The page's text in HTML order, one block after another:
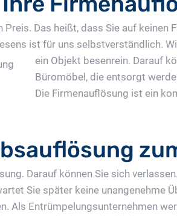
Das heißt, dass Sie auf keinen
ist für uns selbstverständlich.
ein Objekt besenrein. Darauf
Büromöbel, die entsorgt
Die Firmenauflösung ist ein
Darauf können Sie sich
Sie später keine unangenehme
Als Entrümpelungsunternehmen